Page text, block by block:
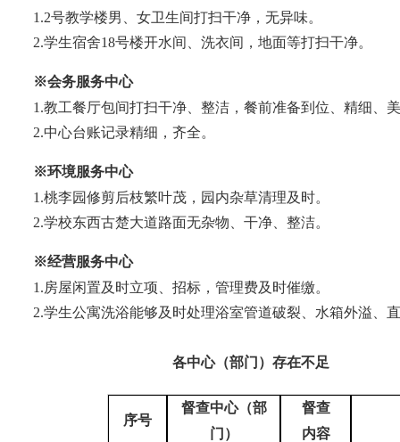
1.2号教学楼男、女卫生间打扫干净， 无异味。
2.学生宿舍18号楼开水间、洗衣间，地面等打扫干净。
※会务服务中心
1 .教工餐厅包间打扫干净、整洁，餐前准备到位、精细、
2.中心台账记录精细，齐全。
※环境服务中心
1.桃李园修剪后枝繁叶茂，园内杂草清理及时。
2.学校东西古楚大道路面无杂物、干净、整洁。
※经营服务中心
1.房屋闲置及时立项、招标，管理费及时催缴。
2.学生公寓洗浴能够及时处理浴室管道破裂、水箱外溢、
各中心（部门）存在不足
序号
督查中心（部
门）
督查
内容